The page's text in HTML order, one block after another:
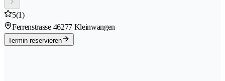
5(1)
Ferrenstrasse 46277 Kleinwangen
Termin reservieren